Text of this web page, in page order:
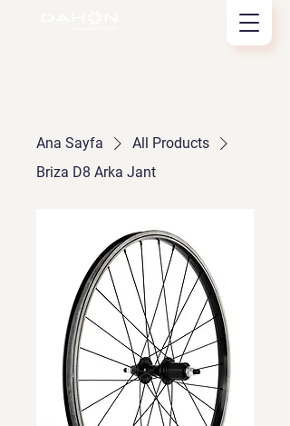
Ana Sayfa
All Products
Briza D8 Arka Jant